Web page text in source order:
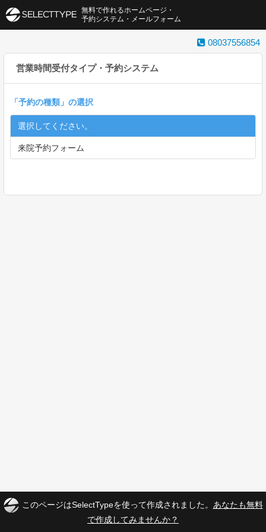
08037556854
営業時間受付タイプ・予約システム
「予約の種類 」の選択
選択してください。
来院予約フォーム
無料で作れるホームページ・
予約システム・メールフォーム
このページはSelectTypeを使って作成されました。 あなたも無料
で作成してみませんか？